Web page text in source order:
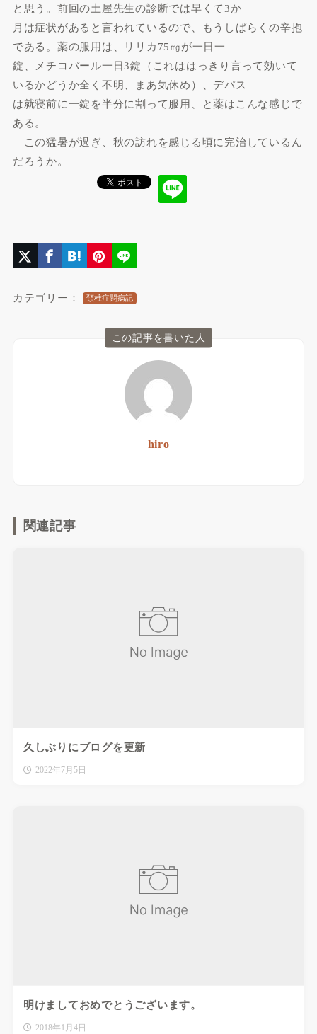
と思う。前回の土屋先生の診断では早くて3か
月は症状があると言われているので、もうしばらくの辛抱
である。薬の服用は、リリカ75㎎が一日一
錠、メチコバール一日3錠（これははっきり言って効いて
いるかどうか全く不明、まあ気休め）、デパス
は就寝前に一錠を半分に割って服用、と薬はこんな感じで
ある。
この猛暑が過ぎ、秋の訪れを感じる頃に完治しているん
だろうか。
カテゴリー： 頚椎症闘病記
この記事を書いた人
hiro
関連記事
久しぶりにブログを更新
2022年7月5日
明けましておめでとうございます。
2018年1月4日